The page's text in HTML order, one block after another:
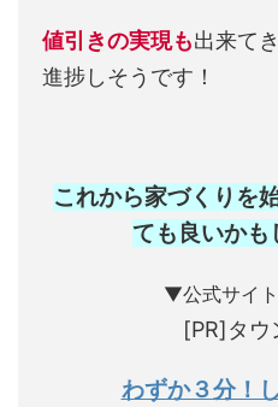
値引きの実現も出来て
進捗しそうです！
これから家づくりを
ても良いかも
▼公式サイ
[PR]タウ
わずか３分！